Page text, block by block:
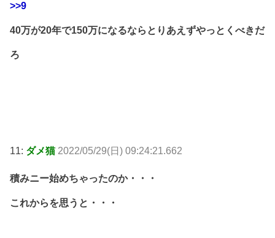
>>9
40万が20年で150万になるならとりあえずやっとくべきだ
ろ
11: ダメ猫 2022/05/29(日) 09:24:21.662
積みニー始めちゃったのか・・・
これからを思うと・・・